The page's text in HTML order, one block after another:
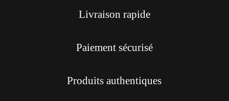
Livraison rapide
Paiement sécurisé
Produits authentiques